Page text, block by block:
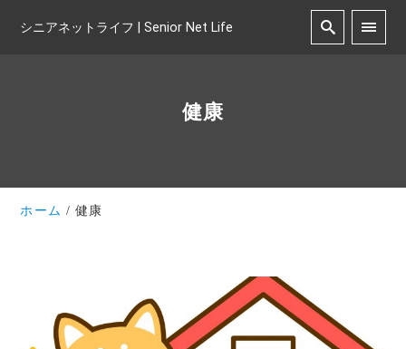
シニアネットライフ | Senior Net Life
健康
ホーム 健康